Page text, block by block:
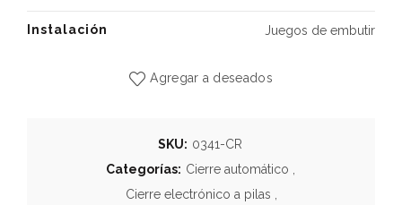
Instalación Juegos de embutir
Agregar a deseados
SKU: 0341-CR
Categorías: Cierre automático
Cierre electrónico a pilas